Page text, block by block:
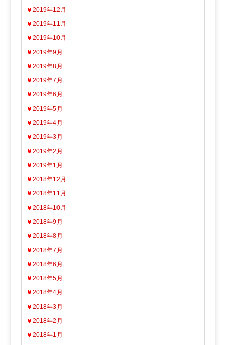
2019年12月
2019年11月
2019年10月
2019年9月
2019年8月
2019年7月
2019年6月
2019年5月
2019年4月
2019年3月
2019年2月
2019年1月
2018年12月
2018年11月
2018年10月
2018年9月
2018年8月
2018年7月
2018年6月
2018年5月
2018年4月
2018年3月
2018年2月
2018年1月